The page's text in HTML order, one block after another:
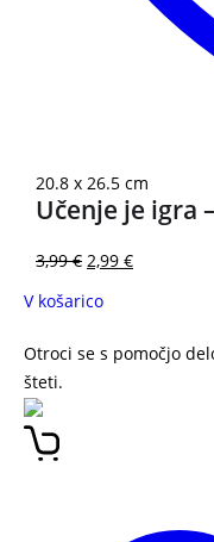
20.8 x 26.5 cm
Učenje je igra
3,99€ 2,99 €
V košarico
Otroci se s pomočjo
šteti.